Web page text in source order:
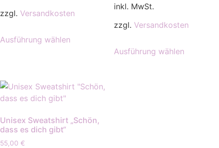
zzgl. Versandkosten
Ausführung wählen
auf.
können
inkl. MwSt.
zzgl. Versandkosten
Ausführung wählenProdukt
Unisex Sweatshirt „Schön,
dass es dich gibt“
55,00 €